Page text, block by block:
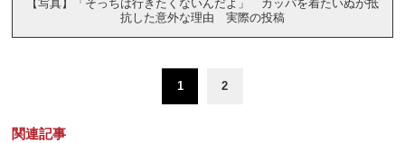
【写真】「そっちは行きたくないんだよ」 カッパを着たいぬが抵
抗した意外な理由 実際の投稿
1 2
関連記事